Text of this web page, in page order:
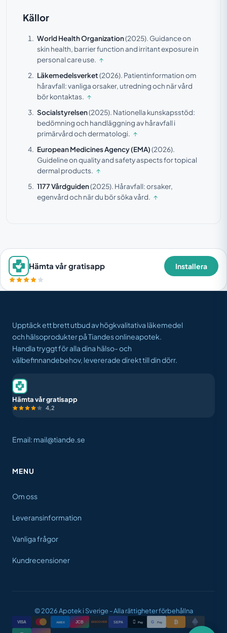
Källor
World Health Organization(2025). Guidance on
skin health, barrier function and irritant exposure in
personal care use. ↑
Läkemedelsverket(2026). Patientinformation om
håravfall: vanliga orsaker, utredning och när vård
bör kontaktas. ↑
Socialstyrelsen(2025). Nationella kunskapsstöd:
bedömning och handläggning av håravfall i
primärvård och dermatologi. ↑
European Medicines Agency (EMA)(2026).
Guideline on quality and safety aspects for topical
dermal products. ↑
1177 Vårdguiden(2025). Håravfall: orsaker,
egenvård och när du bör söka vård. ↑
Hämta vår gratisapp Installera
Upptäck ett brett utbud av högkvalitativa läkemedel
och hälsoprodukter på Tiandes onlineapotek.
Handla tryggt för alla dina hälso- och
välbefinnandebehov, levererade direkt till din dörr.
Hämta vår gratisapp
4,2
Email: mail@tiande.se
MENU
Om oss
Leveransinformation
Vanliga frågor
Kundrecensioner
© 2026 Apotek i Sverige - Alla rättigheter förbehållna
VISA AMEX JCB DISCOVER SEPA  Pay G Pay ₿